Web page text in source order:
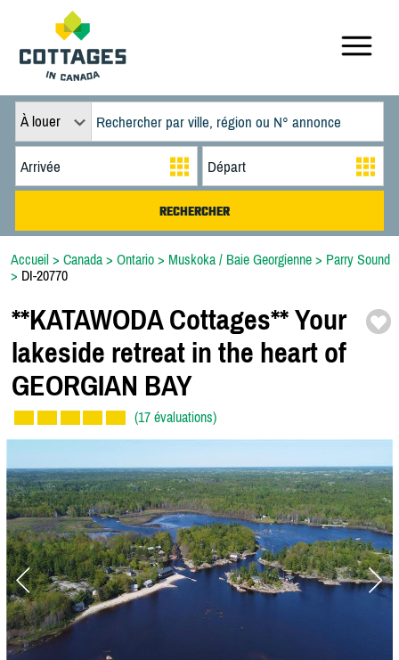
À louer
Accueil > Canada > Ontario > Muskoka / Baie Georgienne > Parry Sound
> DI-20770
**KATAWODA Cottages**Your
lakeside retreat in the heart of
GEORGIAN BAY
(17 évaluations)